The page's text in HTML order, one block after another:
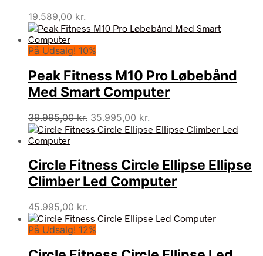
19.589,00 kr.
På Udsalg! 10%
Peak Fitness M10 Pro Løbebånd
Med Smart Computer
39.995,00kr. Den
oprindelige
39.995,00 kr..
35.995,00 kr.
aktuelle
35.995,00 kr..
Circle Fitness Circle Ellipse Ellipse
Climber Led Computer
45.995,00 kr.
På Udsalg! 12%